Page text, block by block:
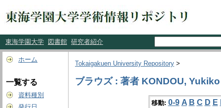
東海学園大学 図書館 研究者紹介
ホーム
一覧する
資料種別
Tokaigakuen University Repository >
ブラウズ : 著者 KONDOU, Yukiko
移動: 0-9 A B C D E